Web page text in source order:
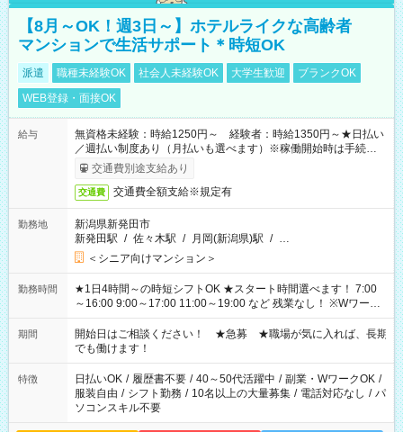
【8月～OK！週3日～】ホテルライクな高齢者
マンションで生活サポート＊時短OK
派遣 職種未経験OK 社会人未経験OK 大学生歓迎
ブランクOK
WEB登録・面接OK
給与
無資格未経験：時給1250円～ 経験者：時給1350円～★日払い
／週払い制度あり（月払いも選べます）※稼働開始時は手続き完
了次第のお支払いとなります。
交通費別途支給あり
交通費 交通費全額支給※規定有
勤務地
新潟県新発田市
新発田駅 / 佐々木駅 / 月岡(新潟県)駅 / …
＜シニア向けマンション＞
勤務時間
★1日4時間～の時短シフトOK ★スタート時間選べます！ 7:00
～16:00 9:00～17:00 11:00～19:00 など 残業なし！ ※Wワーク
の場合、他のお仕事と合わせ週40時間超の就業はご案内できま
せん ※法令に基づき、週20時間以上勤務は社会保険への加入対
象となります ※労働者派遣法（日雇い派遣の原則禁止）によ
り、短時間・短期間の就業はご案内が難しい場合があります
期間
開始日はご相談ください！ ★急募 ★職場が気に入れば、長期
でも働けます！
特徴 日払いOK / 履歴書不要 / 40～50代活躍中 / 副業・WワークOK /
服装自由 / シフト勤務 / 10名以上の大量募集 / 電話対応なし / パ
ソコンスキル不要